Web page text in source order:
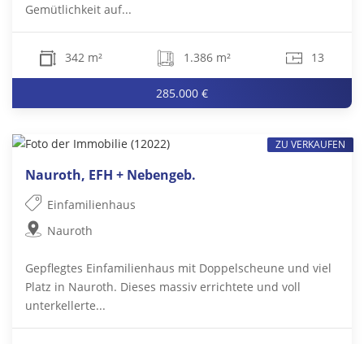
Gemütlichkeit auf...
342 m² 1.386 m² 13
285.000 €
Nauroth, EFH + Nebengeb.
Einfamilienhaus
Nauroth
Gepflegtes Einfamilienhaus mit Doppelscheune und viel
Platz in Nauroth. Dieses massiv errichtete und voll
unterkellerte...
ZU VERKAUFEN